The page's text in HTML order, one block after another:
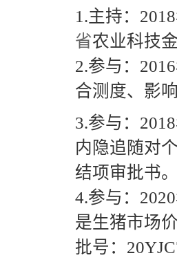
1.主持： 2018
省农业科技
2.参与： 2016
合测度、影
3.参与： 2018
内隐追随对
结项审批书
4.参与： 2020
是生猪市场
批号：